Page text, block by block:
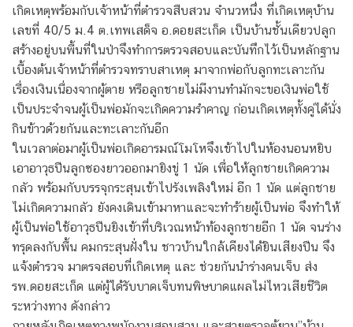
เกิดเหตุพร้อมกับเจ้าหน้าที่ตำรวจสืบสวน จำนวหนึ่ง ที่เกิดเหตุบ้าน
เลขที่ 40/5 ม.4 ต.เทพเสด็จ อ.ดอยสะเก็ด เป็นบ้านชั้นเดียวปลูก
สร้างอยู่บนพื้นที่ในป่าจึงทำการตรวจสอบและบันทึกไว้เป็นหลักฐาน
เบื้องต้นเจ้าหน้าที่ตำรวจทราบสาเหตุ มาจากพ่อกับลูกทะเลาะกัน
เรื่องเงินเนื่องจากผู้ตาย หรือลูกชายไม่มีงานทำมักจะขอเงินพ่อใช้
เป็นประจำจนผู้เป็นพ่อมักจะเกิดความรำคาญ ก่อนเกิดเหตุทั้งคู่ได้นั่ง
กินข้าวด้วยกันและทะเลาะกันอีก
ในเวลาต่อมาผู้เป็นพ่อเกิดอารมณ์โมโหจึงเข้าไปในห้องนอนหยิบ
เอาอาวุธปืนลูกซองยาวออกมายิงขู่ 1 นัด เพื่อให้ลูกชายเกิดความ
กลัว พร้อมกับบรรจุกระสุนเข้าไปรังเพลิงใหม่ อีก 1 นัด แต่ลูกชาย
ไม่เกิดความกลัว ยังคงเดินเข้ามาหาและจะทำร้ายผู้เป็นพ่อ จึงทำให้
ผู้เป็นพ่อใช้อาวุธปืนยิงเข้าที่บริเวณหน้าท้องลูกชายอีก 1 นัด จนร่าง
ทรุดลงกับพื้น คมกระสุนฝั่งใน ชาวบ้านใกล้เคียงได้ยินเสียงปืน จึง
แจ้งตำรวจ มาตรจสอบที่เกิดเหตุ และ ช่วยกันนำร่างคนเจ็บ ส่ง
รพ.ดอยสะเก็ด แต่ผู้ได้รับบาดเจ็บทนพิษบาดแผลไม่ไหวเสียชีวิต
ระหว่างทาง ดังกล่าว